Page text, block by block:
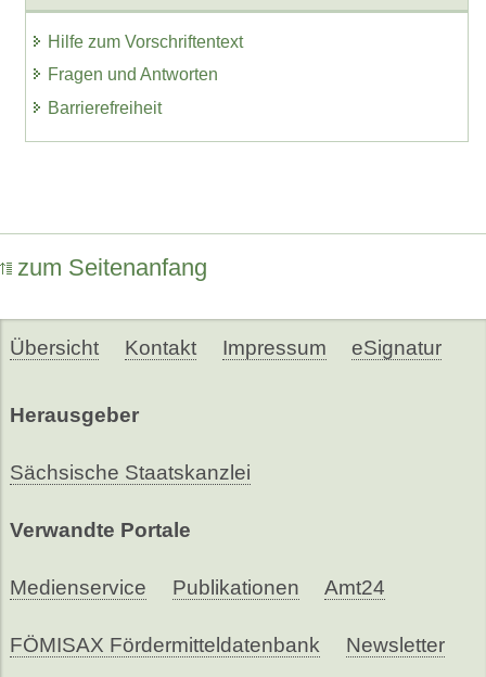
Hilfe zum Vorschriftentext
Fragen und Antworten
Barrierefreiheit
zum Seitenanfang
Übersicht Kontakt Impressum eSignatur
Herausgeber
Sächsische Staatskanzlei
Verwandte Portale
Medienservice Publikationen Amt24
FÖMISAX Fördermitteldatenbank Newsletter